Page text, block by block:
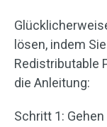
lösen, indem
Redistributable
die Anleitung:
Schritt 1: